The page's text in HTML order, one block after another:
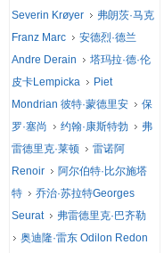
Severin Krøyer
弗朗茨·马克
Franz Marc
安德烈·德兰
Andre Derain
塔玛拉·德·伦
皮卡Lempicka
Piet
Mondrian 彼特·蒙德里安
保
罗·塞尚
约翰·康斯特勃
弗
雷德里克·莱顿
雷诺阿
Renoir
阿尔伯特·比尔施塔
特
乔治·苏拉特Georges
Seurat
弗雷德里克·巴齐勒
奥迪隆·雷东 Odilon Redon